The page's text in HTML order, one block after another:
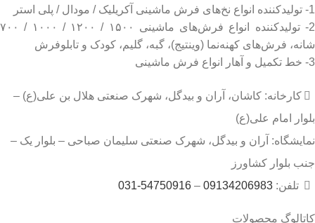
1- تولیدکننده انواع نخ‌های فرش ماشینی آکریلیک / مودال / پلی استر
2- تولیدکننده انواع فرش‌های ماشینی ۱۵۰۰ / ۱۲۰۰ / ۱۰۰۰ / ۷۰۰
شانه، فرش‌های کهنه‌نما (وینتیج)، گبه، گلیم، کودک و تابلوفرش
3- خط تکمیل و آهار انواع فرش ماشینی
کارخانه: کاشان، آران و بیدگل، شهرک صنعتی هلال بن علی(ع) –
بلوار امام علی(ع)
نمایشگاه: آران و بیدگل، شهرک صنعتی سلیمان صباحی – بلوار یک –
جنب بلوار کشاورز
تلفن: 09134206983
–
54750916-031
کاتالوگ محصولات